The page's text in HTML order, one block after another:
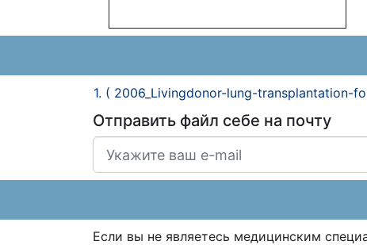
1. ( 2006_Livingdonor-lung-transplantation-
Отправить файл себе на почту
Если вы не являетесь медицинским